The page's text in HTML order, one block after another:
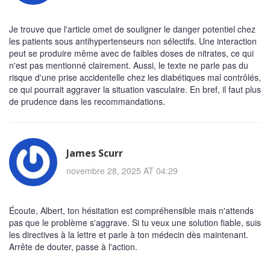
Je trouve que l'article omet de souligner le danger potentiel chez
les patients sous antihypertenseurs non sélectifs. Une interaction
peut se produire même avec de faibles doses de nitrates, ce qui
n'est pas mentionné clairement. Aussi, le texte ne parle pas du
risque d'une prise accidentelle chez les diabétiques mal contrôlés,
ce qui pourrait aggraver la situation vasculaire. En bref, il faut plus
de prudence dans les recommandations.
James Scurr
novembre 28, 2025 AT 04:29
Écoute, Albert, ton hésitation est compréhensible mais n'attends
pas que le problème s'aggrave. Si tu veux une solution fiable, suis
les directives à la lettre et parle à ton médecin dès maintenant.
Arrête de douter, passe à l'action.